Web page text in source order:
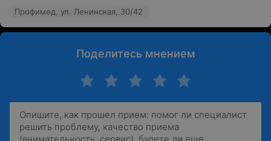
Профимед, ул. Ленинская, 30/42
Поделитесь мнением